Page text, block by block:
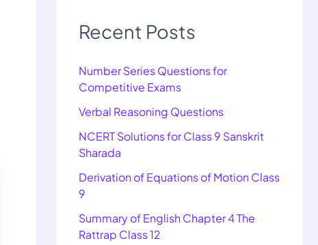
Recent Posts
Number Series Questions for
Competitive Exams
Verbal Reasoning Questions
NCERT Solutions for Class 9 Sanskrit
Sharada
Derivation of Equations of Motion Class
9
Summary of English Chapter 4 The
Rattrap Class 12